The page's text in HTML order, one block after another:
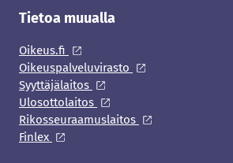
Tietoa muualla
Oikeus.fi
Oikeuspalveluvirasto
Syyttäjälaitos
Ulosottolaitos
Rikosseuraamuslaitos
Finlex